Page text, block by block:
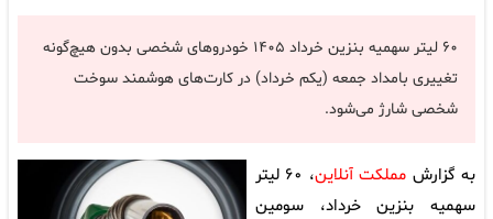
۶۰ لیتر سهمیه بنزین خرداد ۱۴۰۵ خودروهای شخصی بدون هیچ‌گونه
تغییری بامداد جمعه (یکم خرداد) در کارت‌های هوشمند سوخت
شخصی شارژ می‌شود.
به گزارش مملکت آنلاین
، ۶۰ لیتر
سهمیه بنزین خرداد، سومین